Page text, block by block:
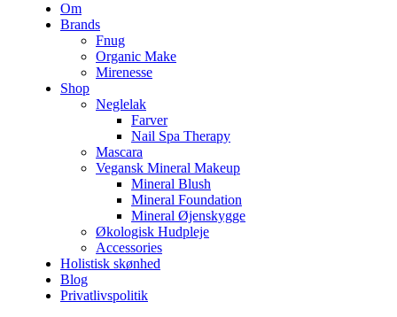
Om
Brands
Fnug
Organic Make
Mirenesse
Shop
Neglelak
Farver
Nail Spa Therapy
Mascara
Vegansk Mineral Makeup
Mineral Blush
Mineral Foundation
Mineral Øjenskygge
Økologisk Hudpleje
Accessories
Holistisk skønhed
Blog
Privatlivspolitik